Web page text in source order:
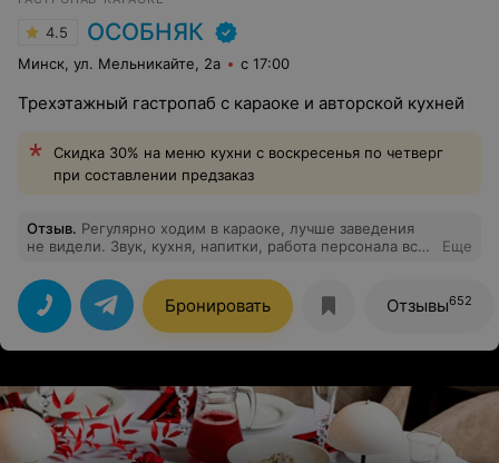
4.5 ОСОБНЯК
Минск, ул. Мельникайте, 2а с 17:00
Трехэтажный гастропаб с караоке и авторской кухней
Скидка 30% на меню кухни с воскресенья по четверг
при составлении предзаказ
Отзыв. Регулярно ходим в караоке, лучше заведения
не видели. Звук, кухня, напитки, работа персонала все
Еще
Бронировать Отзывы652